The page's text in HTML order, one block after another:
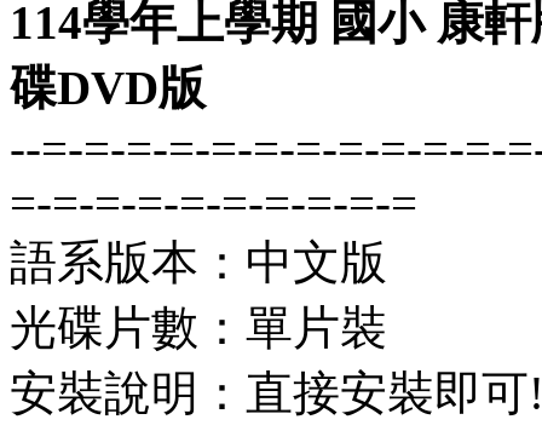
114學年上學期 國小 康
碟DVD版
--=-=-=-=-=-=-=-=-=-=-=-
=-=-=-=-=-=-=-=-=-=
語系版本：中文版
光碟片數：單片裝
安裝說明：直接安裝即可